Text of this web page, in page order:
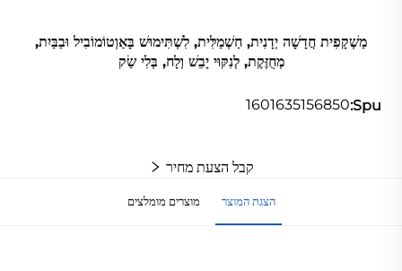
מַשְׁקָפִית חֲדָשָׁה יְדָנִית, חַשְׁמַלִּית, לִשְׁתִּימוּשׁ בָּאַוְטוֹמוֹבִיל וּבַבַּיִת,
מְחֻזֶּקֶת, לְנִקּוּי יָבֵשׁ וְלָח, בְּלִי שַׂק
Spu:
1601635156850
קבל הצעת מחיר
הצגת המוצר מוצרים מומלצים